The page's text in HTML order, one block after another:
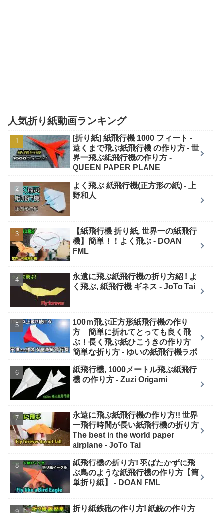
人気折り紙動画ランキング
[折り紙] 紙飛行機 1000 フィート -
遠くまで飛ぶ紙飛行機 の作り方 - 世
界一飛ぶ紙飛行機の作り方 -
QUEEN PAPER PLANE
よく飛ぶ 紙飛行機(正方形の紙) - 上
野和人
【紙飛行機 折り紙, 世界一の紙飛行
機】簡単！！よく飛ぶ - DOAN
FML
永遠に飛ぶ紙飛行機の折り方紹 ! よ
く飛ぶ, 紙飛行機 ギネス - JoTo Tai
100ｍ飛ぶ正方形紙飛行機の作り
方 簡単に折れてとっても良く飛
ぶ！長く飛ぶ紙ひこうきの作り方
簡単な折り方 - ゆいの紙飛行機ラボ
紙飛行機, 1000メートル飛ぶ紙飛行
機 の作り方 - Zuzi Origami
永遠に飛ぶ紙飛行機の作り方!! 世界
一飛行時間が長い紙飛行機の折り方
The best in the world paper
airplane - JoTo Tai
紙飛行機の折り方! 羽ばたかずに飛
ぶ鳥のような紙飛行機の作り方【簡
単折り紙】 - DOAN FML
折り紙鉄砲の作り方! 紙銃の作り方